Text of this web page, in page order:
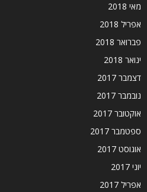
מאי 2018
אפריל 2018
פברואר 2018
ינואר 2018
דצמבר 2017
נובמבר 2017
אוקטובר 2017
ספטמבר 2017
אוגוסט 2017
יוני 2017
אפריל 2017